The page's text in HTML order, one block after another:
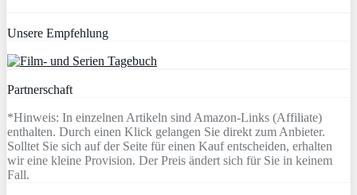
Unsere Empfehlung
Partnerschaft
*Hinweis: In einzelnen Artikeln sind Amazon-Links (Affiliate)
enthalten. Durch einen Klick gelangen Sie direkt zum Anbieter.
Solltet Sie sich auf der Seite für einen Kauf entscheiden, erhalten
wir eine kleine Provision. Der Preis ändert sich für Sie in keinem
Fall.